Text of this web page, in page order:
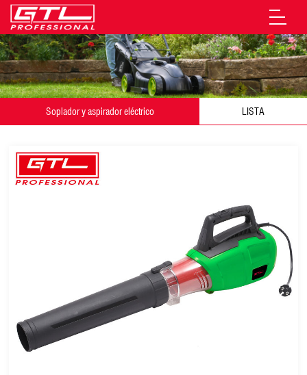
Soplador y aspirador eléctrico LISTA